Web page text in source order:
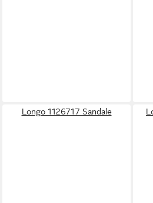
Longo 1126717 Sandale